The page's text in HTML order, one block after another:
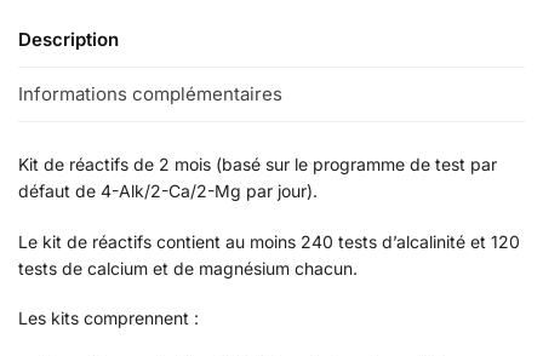
Description
Informations complémentaires
Kit de réactifs de 2 mois (basé sur le programme de test par
défaut de 4-Alk/2-Ca/2-Mg par jour).
Le kit de réactifs contient au moins 240 tests d’alcalinité et 120
tests de calcium et de magnésium chacun.
Les kits comprennent :